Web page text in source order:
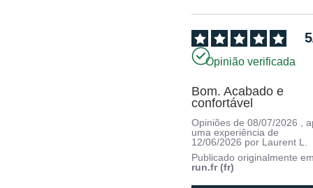
5
Opinião verificada
Bom. Acabado e
confortável
Opiniões de08/07/2026 ,
uma experiência de
12/06/2026 por Laurent L.
Publicado originalmente
run.fr (fr)